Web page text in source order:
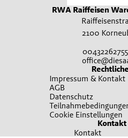
RWA Raiffeisen
2100
Impressum & Kontakt
AGB
Datenschutz
Cookie Einstellungen
Kontakt
Kontakt